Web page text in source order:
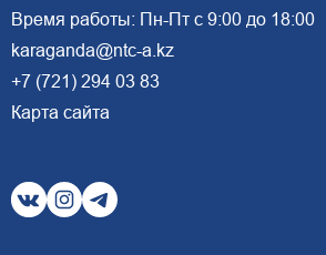
Время работы: Пн-Пт с 9:00 до 18:00
karaganda@ntc-a.kz
+7 (721) 294 03 83
Карта сайта